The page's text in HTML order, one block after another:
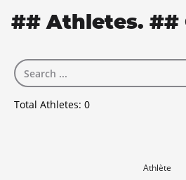
## Athletes. ##
Total Athletes: 0
Athlète